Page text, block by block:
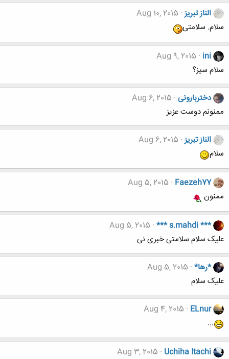
الناز تبریز Aug 10, 2015
سلام. سلامتی
ini
Aug 9, 2015
سلام سیز؟
دختربارونی Aug 6, 2015
ممنونم دوست عزیز
الناز تبریز Aug 6, 2015
سلام
Faezeh77
Aug 5, 2015
ممنون
*** s.mahdi ***
Aug 5, 2015
علیک سلام سلامتی خبری نی
*رها* Aug 5, 2015
علیک سلام
ELnur
Aug 4, 2015
...
Uchiha Itachi
Aug 3, 2015